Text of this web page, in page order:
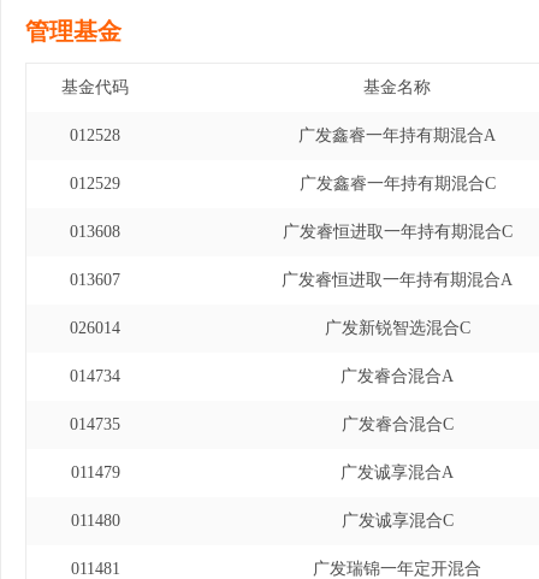
发全球医疗保健指
2023年2月22日)、
基金(QDII-LOF)基金
发粤港澳大湾区创
管理基金
基金代码 基金名称
012528 广发鑫睿一年持有期混合A
012529 广发鑫睿一年持有期混合C
013608 广发睿恒进取一年持有期混合C
013607 广发睿恒进取一年持有期混合A
026014 广发新锐智选混合C
014734 广发睿合混合A
014735 广发睿合混合C
011479 广发诚享混合A
011480 广发诚享混合C
011481 广发瑞锦一年定开混合